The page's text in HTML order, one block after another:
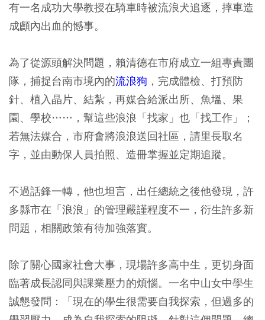
有一名成功大學教授在騎車時被流浪犬追逐，摔車造
成顱內出血的憾事。
為了從源頭解決問題，賴清德在市府成立一組專責團
隊，捕捉台南市境內的流浪狗 ，完成體檢、打預防
針、植入晶片、結紮，再媒合給派出所、魚塭、果
園、學校……，幫這些浪浪「找家」也「找工作」；
若無法媒合，市府會將浪浪送回社區，請里長取名
字，並由動保人員拍照、造冊掌握並定期追蹤。
不過話鋒一轉，他也坦言，出任總統之後他發現，許
多縣市在「浪浪」的管理嚴謹程度不一，衍生許多新
問題，相關政策有待加強落實。
除了關心國家社會大事，現場許多高中生，更切身面
臨著成長認同與課業壓力的煩惱。一名中山女中學生
誠懇發問：「現在的學生很需要自我探索，但過多的